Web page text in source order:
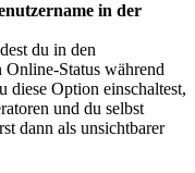
in der
du in den
Status während
diese Option einschaltest,
und du selbst
dann als unsichtbarer